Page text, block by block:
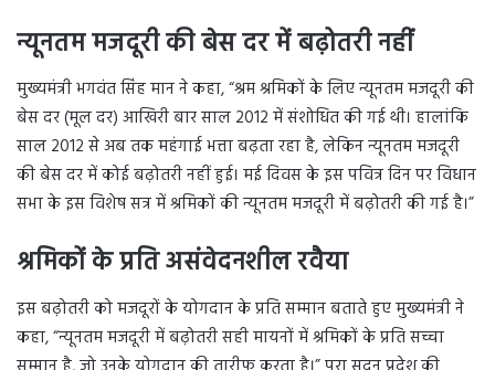
न्यूनतम मजदूरी की बेस दर में बढ़ोतरी नहीं
मुख्यमंत्री भगवंत सिंह मान ने कहा, “श्रम श्रमिकों के लिए न्यूनतम मजदूरी की
बेस दर (मूल दर) आखिरी बार साल 2012 में संशोधित की गई थी। हालांकि
साल 2012 से अब तक महंगाई भत्ता बढ़ता रहा है, लेकिन न्यूनतम मजदूरी
की बेस दर में कोई बढ़ोतरी नहीं हुई। मई दिवस के इस पवित्र दिन पर विधान
सभा के इस विशेष सत्र में श्रमिकों की न्यूनतम मजदूरी में बढ़ोतरी की गई है।”
श्रमिकों के प्रति असंवेदनशील रवैया
इस बढ़ोतरी को मजदूरों के योगदान के प्रति सम्मान बताते हुए मुख्यमंत्री ने
कहा, “न्यूनतम मजदूरी में बढ़ोतरी सही मायनों में श्रमिकों के प्रति सच्चा